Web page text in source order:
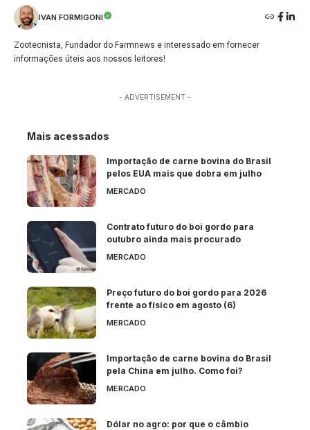
IVAN FORMIGONI
Zootecnista, Fundador do Farmnews e interessado em fornecer
informações úteis aos nossos leitores!
- ADVERTISEMENT -
Mais acessados
Importação de carne bovina do Brasil
pelos EUA mais que dobra em julho
MERCADO
Contrato futuro do boi gordo para
outubro ainda mais procurado
MERCADO
Preço futuro do boi gordo para 2026
frente ao físico em agosto (6)
MERCADO
Importação de carne bovina do Brasil
pela China em julho. Como foi?
MERCADO
Dólar no agro: por que o câmbio